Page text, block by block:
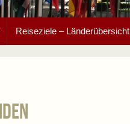
Reiseziele – Länderübersicht